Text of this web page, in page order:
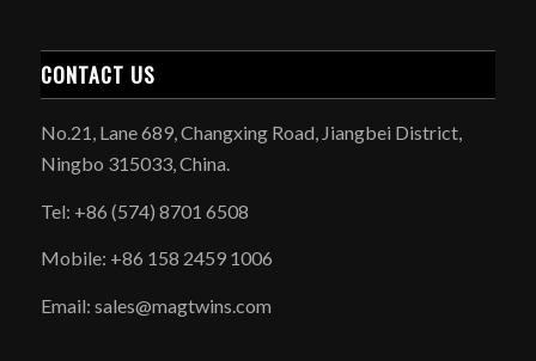
CONTACT US
No.21, Lane 689, Changxing Road, Jiangbei District,
Ningbo 315033, China.
Tel: +86 (574) 8701 6508
Mobile: +86 158 2459 1006
Email: sales@magtwins.com